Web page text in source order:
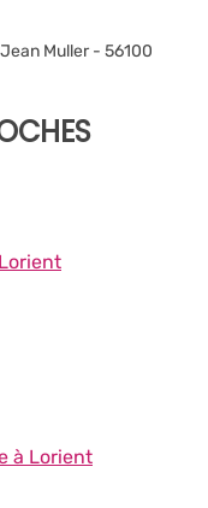
Muller - 56100
à Lorient